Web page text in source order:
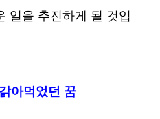
일을 추진하게 될 것입
아먹었던 꿈